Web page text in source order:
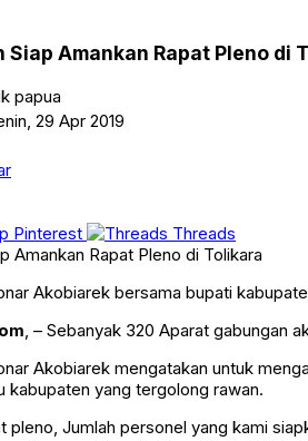
Amankan Rapat Pleno di
papua
29 Apr 2019
Pinterest Threads
Akobiarek bersama bupati
, – Sebanyak 320 Aparat gabungan
Akobiarek mengatakan untuk
kabupaten yang tergolong rawan.
pleno, Jumlah personel yang kami